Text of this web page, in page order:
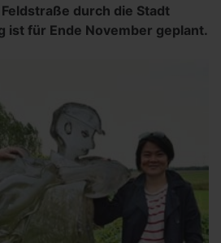
durch die Stadt
ist für Ende November geplant.